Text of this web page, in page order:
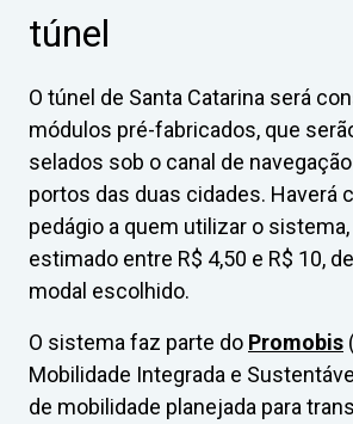
túnel
O túnel de Santa Catarina será
módulos pré-fabricados, que
selados sob o canal de
portos das duas cidades. Haverá
pedágio a quem utilizar o
estimado entre R$ 4,50 e R$ 10,
modal escolhido.
O sistema faz parte do Promobis
Mobilidade Integrada e
de mobilidade planejada para